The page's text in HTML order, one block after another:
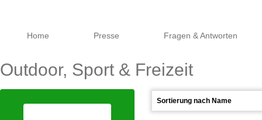
Home Presse Fragen & Antworten
Outdoor, Sport & Freizeit